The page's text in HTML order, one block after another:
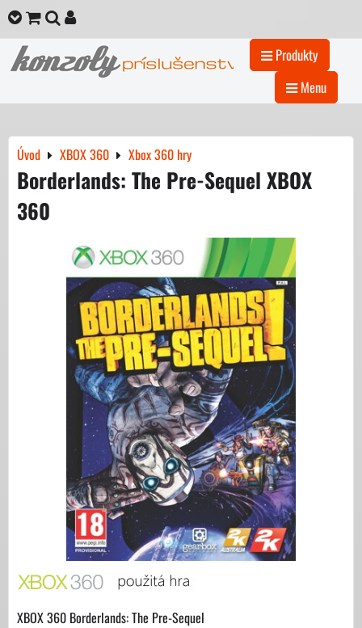
Produkty
Menu
Úvod XBOX 360 Xbox 360 hry
Borderlands: The Pre-Sequel XBOX
360
XBOX 360 Borderlands: The Pre-Sequel